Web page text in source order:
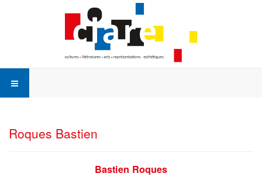
Roques Bastien
Bastien Roques